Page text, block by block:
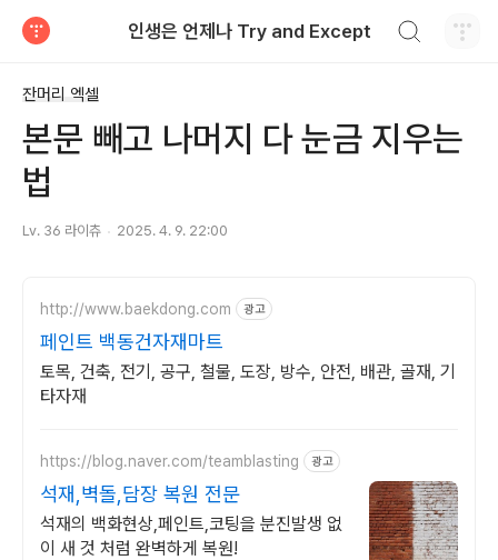
인생은 언제나 Try and Except
잔머리 엑셀
본문 빼고 나머지 다 눈금 지우는
법
Lv. 36 라이츄 2025. 4. 9. 22:00
http://www.baekdong.com 광고
페인트 백동건자재마트
토목, 건축, 전기, 공구, 철물, 도장, 방수, 안전, 배관, 골재, 기
타자재
https://blog.naver.com/teamblasting 광고
석재,벽돌,담장 복원 전문
석재의 백화현상,페인트,코팅을 분진발생 없
이 새 것 처럼 완벽하게 복원!